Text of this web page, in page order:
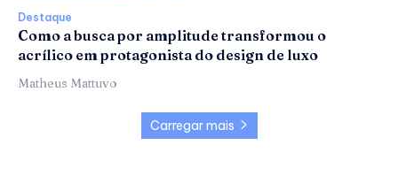
Destaque
Como a busca por amplitude transformou o
acrílico em protagonista do design de luxo
Matheus Mattuvo
Carregar mais